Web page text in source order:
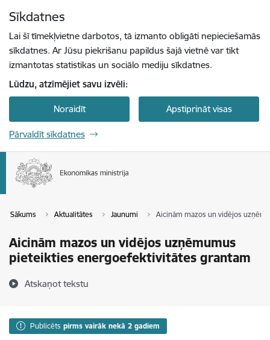
Sīkdatnes
Lai šī tīmekļvietne darbotos, tā izmanto obligāti nepieciešamās
sīkdatnes. Ar Jūsu piekrišanu papildus šajā vietnē var tikt
izmantotas statistikas un sociālo mediju sīkdatnes.
Lūdzu, atzīmējiet savu izvēli:
Noraidīt Apstiprināt visas
Pārvaldīt sīkdatnes
Sākums Aktualitātes Jaunumi Aicinām mazos un vidējos
Aicinām mazos un vidējos uzņēmumus
pieteikties energoefektivitātes grantam
Atskaņot tekstu
Publicēts pirms vairāk nekā 2 gadiem